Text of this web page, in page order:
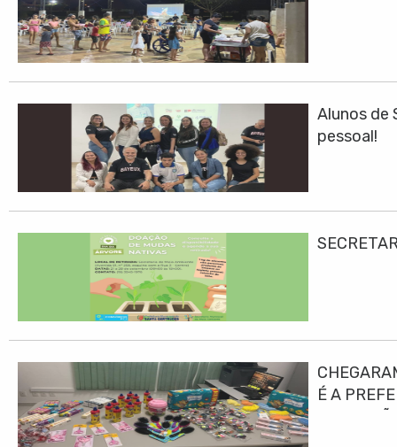
Alunos de
pessoal!
É A